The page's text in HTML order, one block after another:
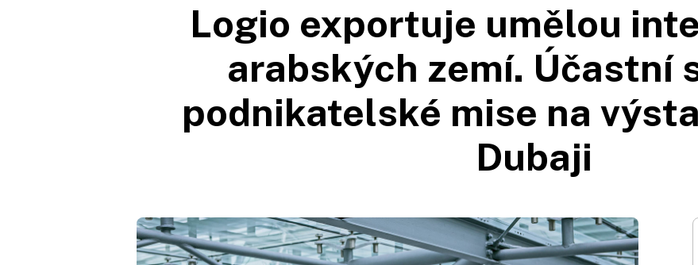
Logio exportuje umělou
arabských zemí. Účastní
podnikatelské mise na
Dubaji